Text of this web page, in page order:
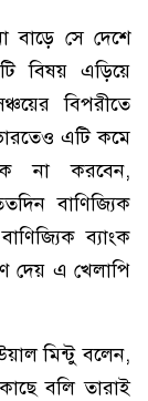
বাড়ে সে দেশে
বিষয় এড়িয়ে
বিপরীতে
এটি কমে
না করবেন,
বাণিজ্যিক
ব্যাংক
দেয় এ খেলাপি
মিন্টু বলেন,
বলি তারাই